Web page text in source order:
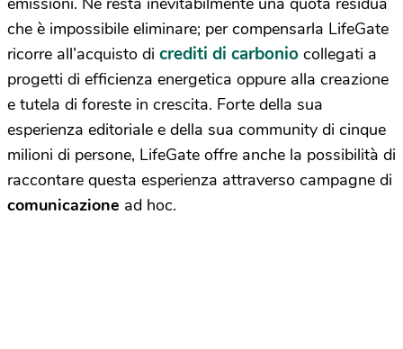
che è impossibile eliminare; per compensarla LifeGate
ricorre all’acquisto di crediti di carbonio collegati a
progetti di efficienza energetica oppure alla creazione
e tutela di foreste in crescita. Forte della sua
esperienza editoriale e della sua community di cinque
milioni di persone, LifeGate offre anche la possibilità di
raccontare questa esperienza attraverso campagne di
comunicazione ad hoc.